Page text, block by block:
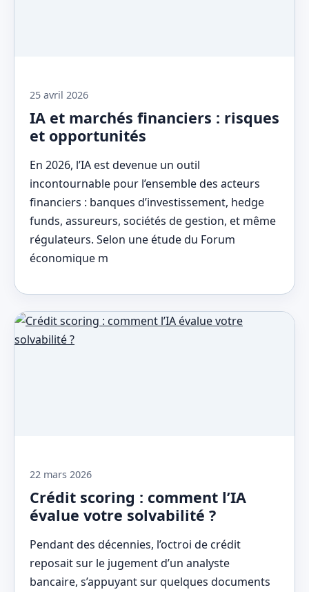
25 avril 2026
IA et marchés financiers : risques
et opportunités
En 2026, l’IA est devenue un outil
incontournable pour l’ensemble des acteurs
financiers : banques d’investissement, hedge
funds, assureurs, sociétés de gestion, et même
régulateurs. Selon une étude du Forum
économique m
22 mars 2026
Crédit scoring : comment l’IA
évalue votre solvabilité ?
Pendant des décennies, l’octroi de crédit
reposait sur le jugement d’un analyste
bancaire, s’appuyant sur quelques documents